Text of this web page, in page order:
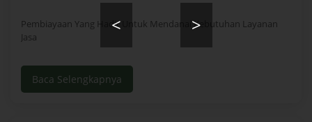
< >
Pembiayaan Yang Hadir Untuk Mendanai Kebutuhan Layanan
Jasa
Baca Selengkapnya